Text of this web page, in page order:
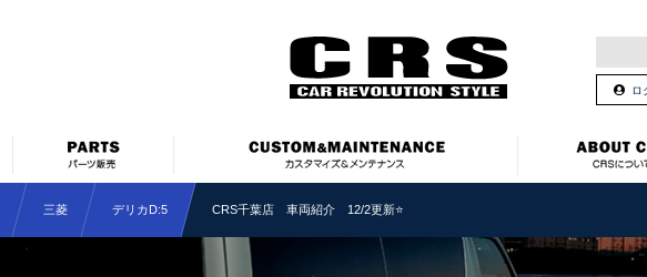
ロ
三菱 デリカD:5 CRS千葉店 車両紹介 12/2更新⭐